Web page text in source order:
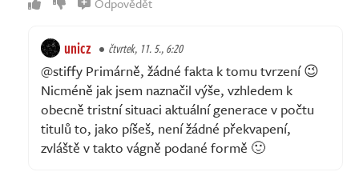
unicz čtvrtek, 11. 5., 6:20
@stiffy Primárně, žádné fakta k tomu tvrzení 😉
Nicméně jak jsem naznačil výše, vzhledem k
obecně tristní situaci aktuální generace v počtu
titulů to, jako píšeš, není žádné překvapení,
zvláště v takto vágně podané formě 🙂